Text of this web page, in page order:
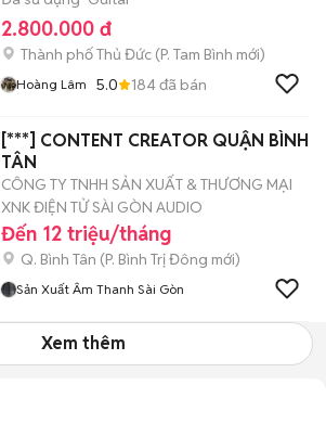
2.800.000 đ
Thành phố Thủ Đức (P. Tam Bình mới)
Hoàng Lâm 5.0 184đã bán
[***] CONTENT CREATOR QUẬN BÌNH
TÂN
CÔNG TY TNHH SẢN XUẤT & THƯƠNG MẠI
XNK ĐIỆN TỬ SÀI GÒN AUDIO
Đến 12 triệu/tháng
Q. Bình Tân (P. Bình Trị Đông mới)
Sản Xuất Âm Thanh Sài Gòn
Xem thêm